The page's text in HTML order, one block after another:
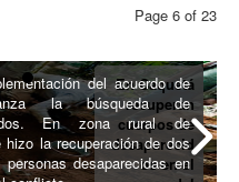
Page 6 of 23
En Caquetá
recuperan
cuerpos de
desaparecid
os en el
del acuerdo de
la búsqueda de
En zona rural de
hizo la recuperación de dos
desaparecidas en